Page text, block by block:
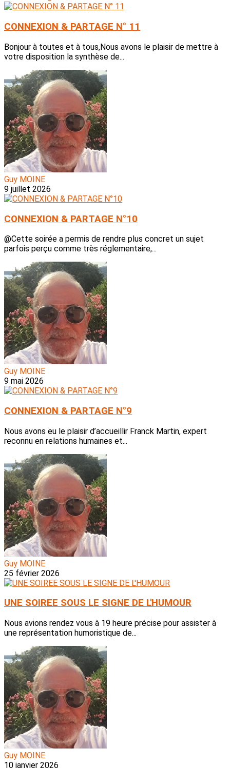
CONNEXION & PARTAGE N° 11
Bonjour à toutes et à tous,Nous avons le plaisir de mettre à
votre disposition la synthèse de...
Guy MOINE
9 juillet 2026
CONNEXION & PARTAGE N°10
@Cette soirée a permis de rendre plus concret un sujet
parfois perçu comme très réglementaire,...
Guy MOINE
9 mai 2026
CONNEXION & PARTAGE N°9
Nous avons eu le plaisir d’accueillir Franck Martin, expert
reconnu en relations humaines et...
Guy MOINE
25 février 2026
UNE SOIREE SOUS LE SIGNE DE L'HUMOUR
Nous avions rendez vous à 19 heure précise pour assister à
une représentation humoristique de...
Guy MOINE
10 janvier 2026